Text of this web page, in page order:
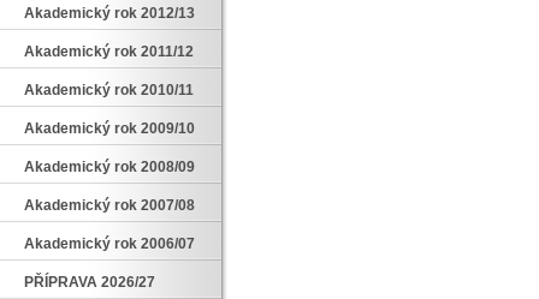
Akademický rok 2012/13
Akademický rok 2011/12
Akademický rok 2010/11
Akademický rok 2009/10
Akademický rok 2008/09
Akademický rok 2007/08
Akademický rok 2006/07
PŘÍPRAVA 2026/27